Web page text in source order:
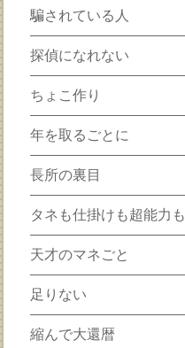
騙されている人
探偵になれない
ちょこ作り
年を取るごとに
長所の裏目
タネも仕掛けも超能力も
天才のマネごと
足りない
縮んで大還暦